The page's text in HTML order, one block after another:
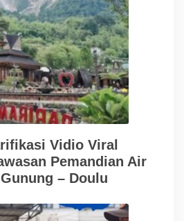
Vidio Viral
Pemandian Air
– Doulu